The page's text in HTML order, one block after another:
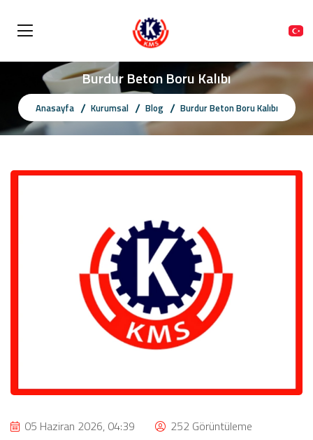
Burdur Beton Boru Kalıbı
Anasayfa Kurumsal Blog Burdur Beton Boru Kalıbı
05 Haziran 2026, 04:39 252 Görüntüleme